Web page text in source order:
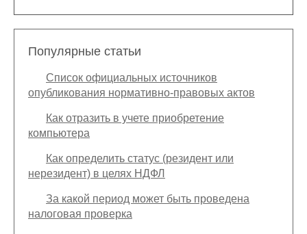
Популярные статьи
Список официальных источников
опубликования нормативно-правовых актов
Как отразить в учете приобретение
компьютера
Как определить статус (резидент или
нерезидент) в целях НДФЛ
За какой период может быть проведена
налоговая проверка